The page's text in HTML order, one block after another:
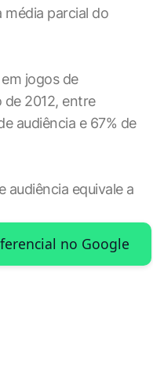
média parcial do
jogos de
2012, entre
audiência e 67% de
audiência equivale a
no Google